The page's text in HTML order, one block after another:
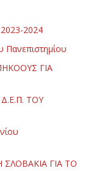
2024
Πανεπιστημίου
ΓΙΑ
ΤΟΥ
ΓΙΑ ΤΟ